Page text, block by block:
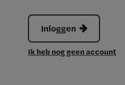
Inloggen
Ik heb nog geen account